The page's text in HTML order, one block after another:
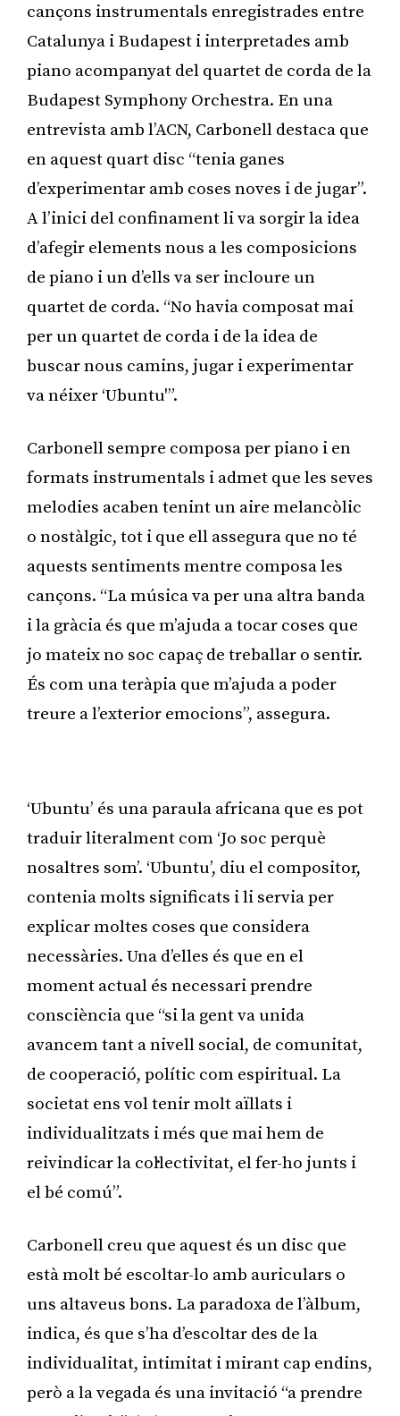
cançons instrumentals enregistrades entre
Catalunya i Budapest i interpretades amb
piano acompanyat del quartet de corda de la
Budapest Symphony Orchestra. En una
entrevista amb l’ACN, Carbonell destaca que
en aquest quart disc “tenia ganes
d’experimentar amb coses noves i de jugar”.
A l’inici del confinament li va sorgir la idea
d’afegir elements nous a les composicions
de piano i un d’ells va ser incloure un
quartet de corda. “No havia composat mai
per un quartet de corda i de la idea de
buscar nous camins, jugar i experimentar
va néixer ‘Ubuntu'”.
Carbonell sempre composa per piano i en
formats instrumentals i admet que les seves
melodies acaben tenint un aire melancòlic
o nostàlgic, tot i que ell assegura que no té
aquests sentiments mentre composa les
cançons. “La música va per una altra banda
i la gràcia és que m’ajuda a tocar coses que
jo mateix no soc capaç de treballar o sentir.
És com una teràpia que m’ajuda a poder
treure a l’exterior emocions”, assegura.
‘Ubuntu’ és una paraula africana que es pot
traduir literalment com ‘Jo soc perquè
nosaltres som’. ‘Ubuntu’, diu el compositor,
contenia molts significats i li servia per
explicar moltes coses que considera
necessàries. Una d’elles és que en el
moment actual és necessari prendre
consciència que “si la gent va unida
avancem tant a nivell social, de comunitat,
de cooperació, polític com espiritual. La
societat ens vol tenir molt aïllats i
individualitzats i més que mai hem de
reivindicar la col·lectivitat, el fer-ho junts i
el bé comú”.
Carbonell creu que aquest és un disc que
està molt bé escoltar-lo amb auriculars o
uns altaveus bons. La paradoxa de l’àlbum,
indica, és que s’ha d’escoltar des de la
individualitat, intimitat i mirant cap endins,
però a la vegada és una invitació “a prendre